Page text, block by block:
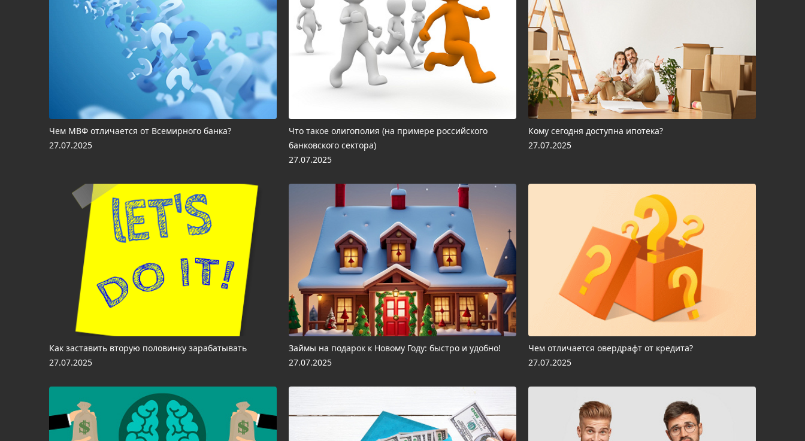
Чем МВФ отличается от Всемирного банка?
27.07.2025
Что такое олигополия (на примере российского
банковского сектора)
27.07.2025
Кому сегодня доступна ипотека?
27.07.2025
Как заставить вторую половинку зарабатывать
27.07.2025
Займы на подарок к Новому Году: быстро и удобно!
27.07.2025
Чем отличается овердрафт от кредита?
27.07.2025